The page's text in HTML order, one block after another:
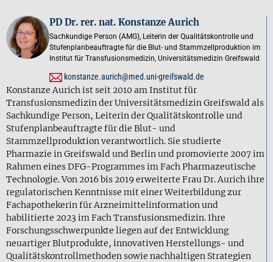
PD Dr. rer. nat. Konstanze Aurich
Sachkundige Person (AMG), Leiterin der Qualitätskontrolle und
Stufenplanbeauftragte für die Blut- und Stammzellproduktion im
Institut für Transfusionsmedizin, Universitätsmedizin Greifswald
konstanze.aurich@med.uni-greifswald.de
Konstanze Aurich ist seit 2010 am Institut für
Transfusionsmedizin der Universitätsmedizin Greifswald als
Sachkundige Person, Leiterin der Qualitätskontrolle und
Stufenplanbeauftragte für die Blut- und
Stammzellproduktion verantwortlich. Sie studierte
Pharmazie in Greifswald und Berlin und promovierte 2007 im
Rahmen eines DFG-Programmes im Fach Pharmazeutische
Technologie. Von 2016 bis 2019 erweiterte Frau Dr. Aurich ihre
regulatorischen Kenntnisse mit einer Weiterbildung zur
Fachapothekerin für Arzneimittelinformation und
habilitierte 2023 im Fach Transfusionsmedizin. Ihre
Forschungsschwerpunkte liegen auf der Entwicklung
neuartiger Blutprodukte, innovativen Herstellungs- und
Qualitätskontrollmethoden sowie nachhaltigen Strategien